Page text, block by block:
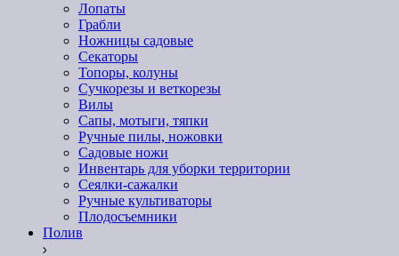
Лопаты
Грабли
Ножницы садовые
Секаторы
Топоры, колуны
Сучкорезы и веткорезы
Вилы
Сапы, мотыги, тяпки
Ручные пилы, ножовки
Садовые ножи
Инвентарь для уборки территории
Сеялки-сажалки
Ручные культиваторы
Плодосъемники
Полив